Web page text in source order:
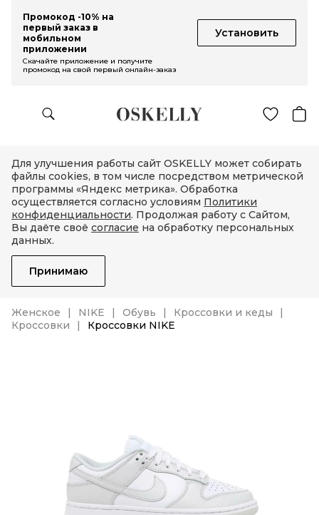
Промокод -10% на
первый заказ в
мобильном
приложении
Установить
Скачайте приложение и получите
промокод на свой первый онлайн-заказ
Для улучшения работы сайт OSKELLY может собирать
файлы cookies, в том числе посредством метрической
программы «Яндекс метрика». Обработка
осуществляется согласно условиям Политики
конфиденциальности. Продолжая работу с Сайтом,
Вы даёте своё согласие на обработку персональных
данных.
Принимаю
Женское NIKE Обувь
Кроссовки и кеды
Кроссовки
Кроссовки NIKE